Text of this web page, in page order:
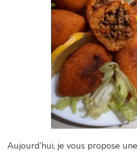
Aujourd’hui, je vous propose